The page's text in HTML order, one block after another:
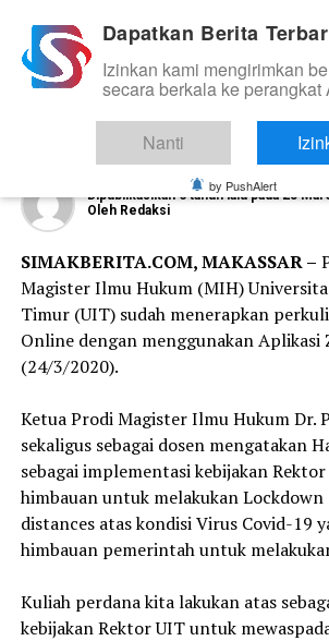
KAMPUS
Pascasarjana Magister
UIT Terapkan Kuliah Online
Dipublikasikan 6 tahun lalu pada 25
Oleh Redaksi
SIMAKBERITA.COM, MAKASSAR –
Magister Ilmu Hukum (MIH)
Timur (UIT) sudah menerapkan
Online dengan menggunakan Aplikasi
(24/3/2020).
Ketua Prodi Magister Ilmu Hukum Dr.
sekaligus sebagai dosen mengatakan
sebagai implementasi kebijakan
himbauan untuk melakukan Lockdown
distances atas kondisi Virus Covid-19
himbauan pemerintah untuk
Kuliah perdana kita lakukan atas
kebijakan Rektor UIT untuk
Dapatkan Berita
Izinkan kami mengirimkan
secara berkala ke perangkat
Nanti
by PushAlert